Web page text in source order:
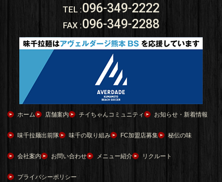
TEL :096-349-2222
FAX :096-349-2288
ホーム 店舗案内 チイちゃんコミュニティ お知らせ・新着情報
味千拉麺出前隊 味千の取り組み FC加盟店募集 秘伝の味
会社案内 お問い合わせ メニュー紹介 リクルート
プライバシーポリシー